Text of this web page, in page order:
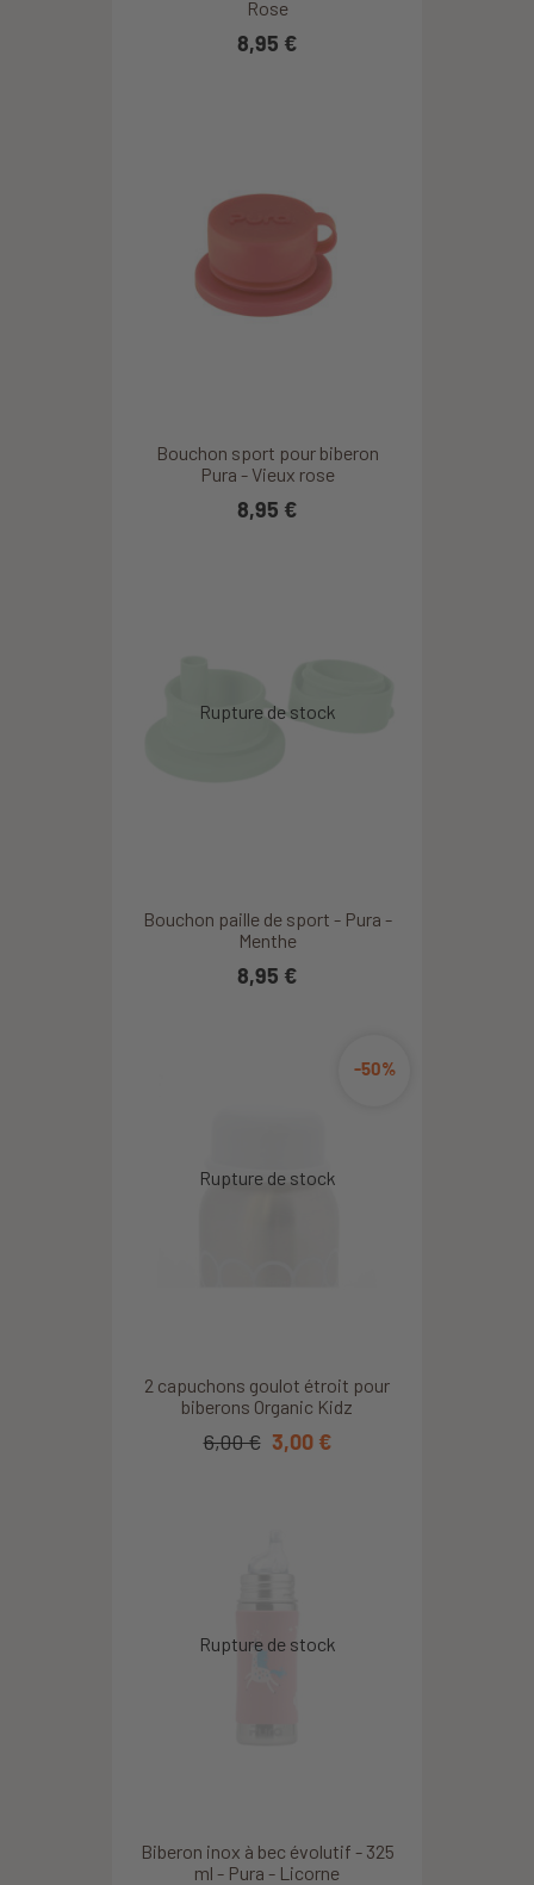
Rose
8,95 €
Bouchon sport pour biberon
Pura - Vieux rose
8,95 €
Bouchon paille de sport - Pura -
Menthe
8,95 €
2 capuchons goulot étroit pour
biberons Organic Kidz
-50%
6,00 € 3,00 €
Biberon inox à bec évolutif - 325
ml - Pura - Licorne